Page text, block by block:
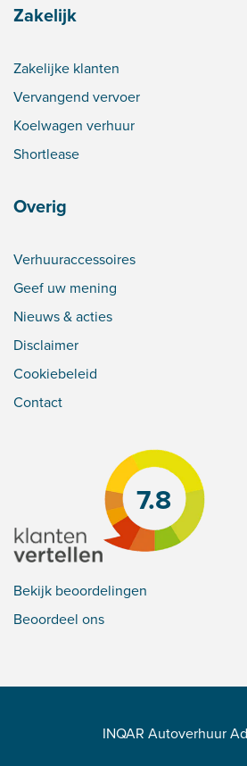
Zakelijk
Zakelijke klanten
Vervangend vervoer
Koelwagen verhuur
Shortlease
Overig
Verhuuraccessoires
Geef uw mening
Nieuws & acties
Disclaimer
Cookiebeleid
Contact
7.8
Bekijk beoordelingen
Beoordeel ons
INQAR Autoverhuur